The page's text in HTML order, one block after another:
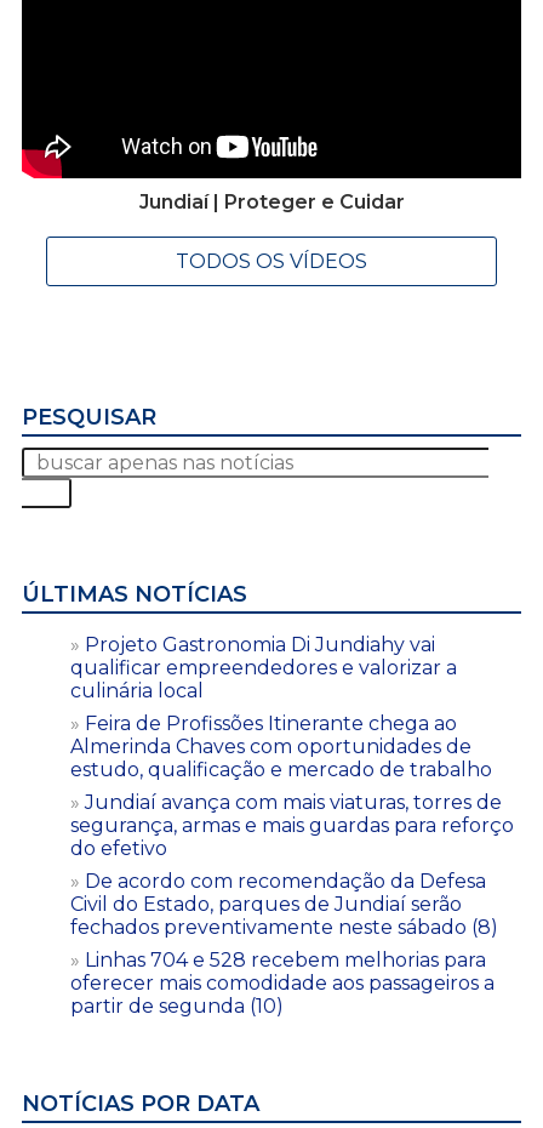
Jundiaí | Proteger e Cuidar
TODOS OS VÍDEOS
PESQUISAR
ÚLTIMAS NOTÍCIAS
Projeto Gastronomia Di Jundiahy vai
qualificar empreendedores e valorizar a
culinária local
Feira de Profissões Itinerante chega ao
Almerinda Chaves com oportunidades de
estudo, qualificação e mercado de trabalho
Jundiaí avança com mais viaturas, torres de
segurança, armas e mais guardas para reforço
do efetivo
De acordo com recomendação da Defesa
Civil do Estado, parques de Jundiaí serão
fechados preventivamente neste sábado (8)
Linhas 704 e 528 recebem melhorias para
oferecer mais comodidade aos passageiros a
partir de segunda (10)
NOTÍCIAS POR DATA